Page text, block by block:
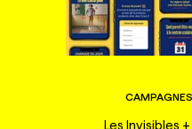
Les Invisibles